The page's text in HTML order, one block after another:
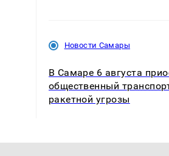
Новости Самары
В Самаре 6 августа
общественный
ракетной угрозы